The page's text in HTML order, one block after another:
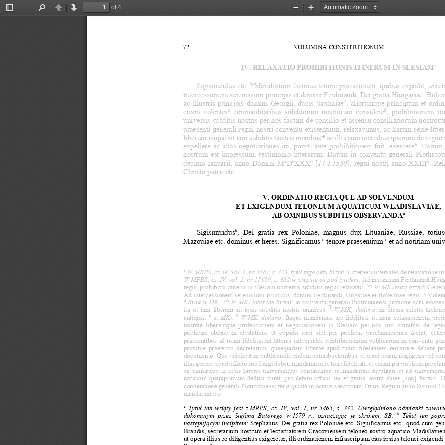
Toggle
PreviousNext
of 4
Zoom
Zoom
72 VOLUMINA CONSTITUTIONUM
IV. RELAXATIO PROHIBITIONIS ITINERUM IN SLESIAMa
Sigismundus etc. b-Manifestum facimus tenore praesentium, quibus expedit,
intercessionem serenissimi principis et domini Ferdinandi, Dei gratia Hungariae,
ac illustris principis domini Georgii, ducis Saxoniae2
, aliorumque principum et
etiam volentesc commoditatibus subditorum nostrorum consulered , prohibitionem
universis subditis nostris per nos factam de consilio et assensu consiliariorum
praesenti generali regni nostri conventu existentium, relaxavimus, ac harum serie
liberum itaque sit iam subditis nostris omnibus-e ac illis cum mercibus ipsorum de regno
expellere ac alias negotiationes ita, proutg ante prohibitionem fuit, exercereh.
nostrum est impressum, testimonio litterarum. Datum in conventu generali
decima Ianuarii, anno Domini MoDoXXXo [14  I 1530], regni nostri anno XXIIIo.
Christo patris etc.
V. ORDINATIO REGIA QUE AD SOLVENDUM
ET EXIGENDUM TELONEUM AQUATICUM WLADISLAVIAE,
AB OMNIBUS SUBDITIS OBSERVANDAa
Sigismundusb
,  Dei  gratia  rex  Poloniae,  magnus  dux  Lituaniae,  Russiae,
Mazouiae etc. dominus et heres. Significamus c-tenore praesentium-c et ad notitiam
a W MRPS, cz. IV, vol. 1, nr 5487, s. 323, tytuł tego aktu brzmi: Litterae universales de relaxatione
W MPRS cz. IV, vol. 2, nr 15659, s. 382 występuje on pod tytułem: Ad instantiam Ferdinandi
regis, prohibitio itineris in Slesiam universis subditis regni relaxatur.
b-b W MK 1 tekst brzmi:
Ad intercessionem serenissimi principis, domini Ferdinandi, Ungariae et Bohemiae regis.
c
d Brak w MK 1
e-e W MK 1 tekst ten brzmi: in conventu generali Piotrcouiensi proxime actu
ita ut iam liberum sit ipsis subditis nostris omnibus.
f
  W MK
1
  dodano
: in Slesia solutis
antiquis.
g ut MK 1
h
  W MK
1 dodano: Itaque mandamus tue fidelitati , ut hanc relaxacionem
nostrae liberamque profeccionem et negociacionem  in Slesiam  per nos iam omnibus de
publicari  ubique  in  civitatibus  et  oppidis  capi  sibi  per  publicas  proclamaciones  faciat;
praesentibus ad tuam fidelitatem litteras universales contribucionum publicarum in conventu
proxime praeterito decretarum, quaequidem litterae apud tuam fidelitatem remanere debent
documento. Quo videlicet in publicandis eisdem contribucionibus, et quod eciam negligens vel
illas gerere, se ad officio suo fungi debet, mandamusque tuae fidelitati, ut eciam per publicas
ea omniaque in ipsis litteris universalibus continentur et mandantur divulgari et ad
noticiam quamprimum deduci curet, pro debito officii sui et gratia nostra aliter [non] facturi.
conuencione generali Piotrcouiensi feria quinta in octava sanctorum Trium Regum anno Domini
mandatum etc.
a
Tytuł  ten  wzięty  jest  z MRPS,  cz.  IV,  vol.  1,  nr  5465,  s.  332.  Uwzględniono  odmianki
dokonanym  przez  Stefana  Batorego  w 1579  r.,  oznaczając  je  skrótem:
  SB.
b
Tekst  ten
następującym incipitem: Stephanus, Dei gratia rex Poloniae etc. Significamus etc., quod cum
Brandis, secretarium nostrum et lectistratorem Cracoviensem teloneo nostro aquatico
ut opera illius eo diligentius exigeretur, illi ordinationem infrascriptam eius ipsius telonei